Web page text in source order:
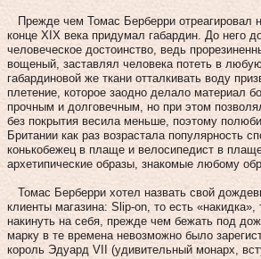
Прежде чем Томас Берберри отреагировал
конце XIX века придумал габардин. До него
человеческое достоинство, ведь
вощеный, заставлял человека потеть в
габардиновой же ткани отталкивать воду
плетение, которое заодно делало материал
прочным и долговечным, но при этом
без покрытия весила меньше, поэтому
Британии как раз возрастала популярность
конькобежец в плаще и велосипедист в
архетипические образы, знакомые любому
Томас Берберри хотел назвать свой
клиенты магазина: Slip-on, то есть
накинуть на себя, прежде чем бежать под
марку в те времена невозможно было
король Эдуард VII (удивительный монарх,